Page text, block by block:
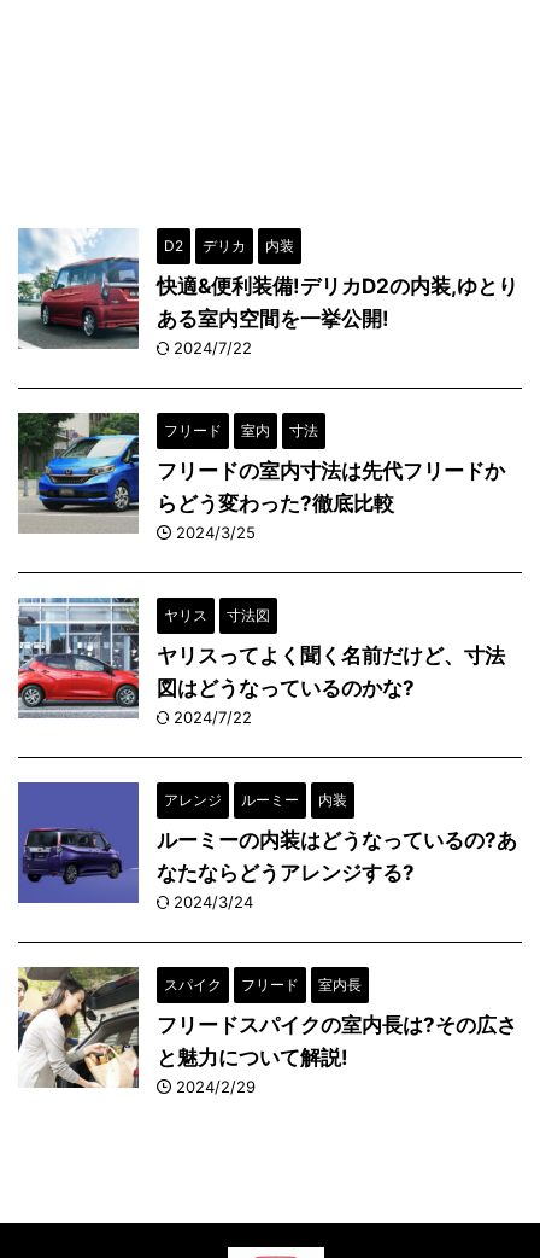
D2 デリカ 内装
快適&便利装備!デリカD2の内装,ゆとり
ある室内空間を一挙公開!
2024/7/22
フリード 室内 寸法
フリードの室内寸法は先代フリードか
らどう変わった?徹底比較
2024/3/25
ヤリス 寸法図
ヤリスってよく聞く名前だけど、寸法
図はどうなっているのかな?
2024/7/22
アレンジ ルーミー 内装
ルーミーの内装はどうなっているの?あ
なたならどうアレンジする?
2024/3/24
スパイク フリード 室内長
フリードスパイクの室内長は?その広さ
と魅力について解説!
2024/2/29